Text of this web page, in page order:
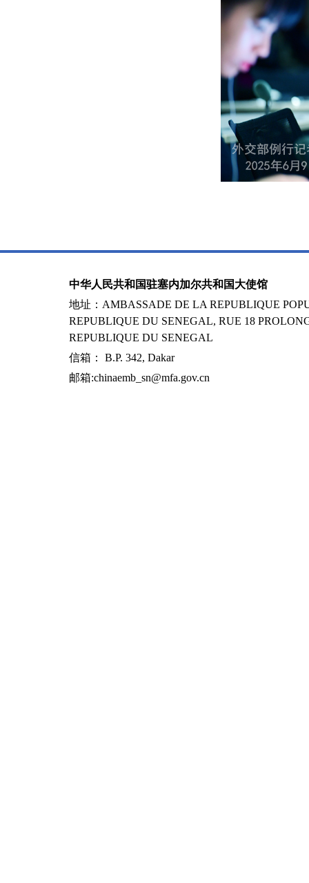
中华人民共和国驻塞内加尔共和国大使馆
地址：AMBASSADE DE LA REPUBLIQUE
REPUBLIQUE DU SENEGAL, RUE 18
REPUBLIQUE DU SENEGAL
信箱： B.P. 342, Dakar
邮箱:chinaemb_sn@mfa.gov.cn